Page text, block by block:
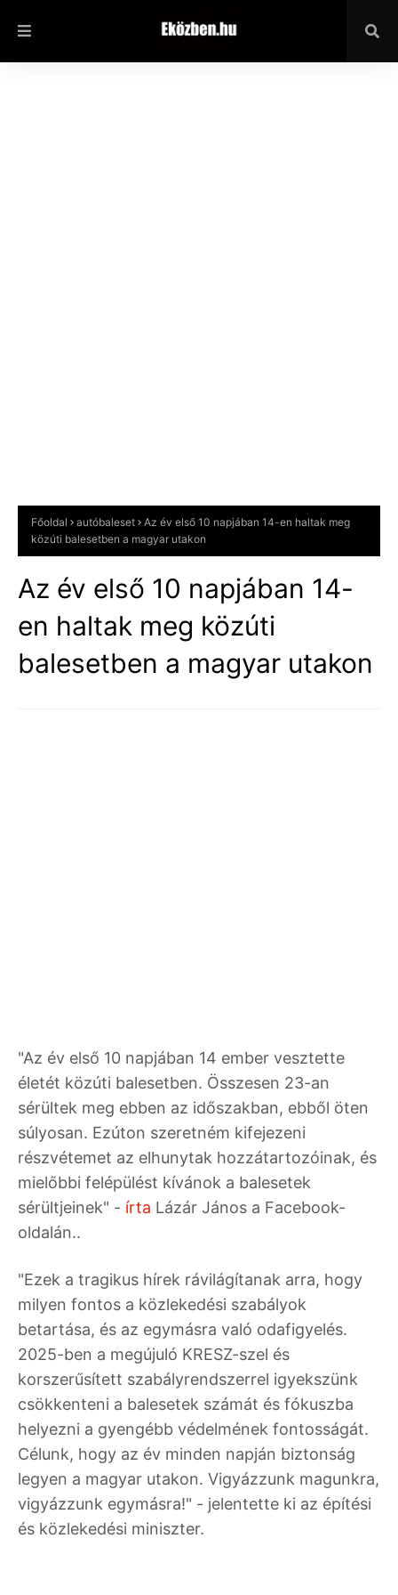
Főoldal autóbaleset
Az év első 10 napjában 14-en haltak meg
közúti balesetben a magyar utakon
Az év első 10 napjában 14-
en haltak meg közúti
balesetben a magyar utakon
"Az év első 10 napjában 14 ember vesztette
életét közúti balesetben. Összesen 23-an
sérültek meg ebben az időszakban, ebből öten
súlyosan. Ezúton szeretném kifejezeni
részvétemet az elhunytak hozzátartozóinak, és
mielőbbi felépülést kívánok a balesetek
sérültjeinek" - írta Lázár János a Facebook-
oldalán..
"Ezek a tragikus hírek rávilágítanak arra, hogy
milyen fontos a közlekedési szabályok
betartása, és az egymásra való odafigyelés.
2025-ben a megújuló KRESZ-szel és
korszerűsített szabályrendszerrel igyekszünk
csökkenteni a balesetek számát és fókuszba
helyezni a gyengébb védelmének fontosságát.
Célunk, hogy az év minden napján biztonság
legyen a magyar utakon. Vigyázzunk magunkra,
vigyázzunk egymásra!" - jelentette ki az építési
és közlekedési miniszter.